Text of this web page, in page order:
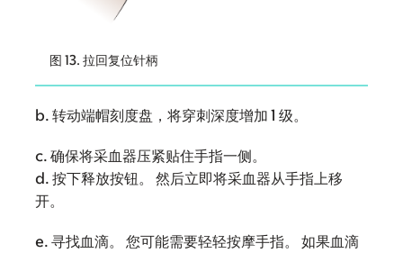
图 13. 拉回复位针柄
b. 转动端帽刻度盘，将穿刺深度增加 1 级。
c. 确保将采血器压紧贴住手指一侧。
d. 按下释放按钮。 然后立即将采血器从手指上移
开。
e. 寻找血滴。 您可能需要轻轻按摩手指。 如果血滴